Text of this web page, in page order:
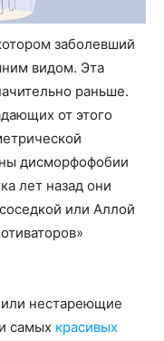
заболевший
видом. Эта
раньше.
от этого
дисморфофобии
лет назад они
или Аллой
нестареющие
самых красивых